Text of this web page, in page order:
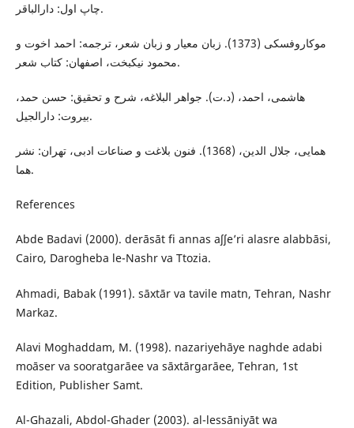
چاپ اول: دارالباقر.
موکاروفسکی (1373). زبان معیار و زبان شعر، ترجمه: احمد اخوت و
محمود نیکبخت، اصفهان: کتاب شعر.
هاشمى، احمد، (د.ت). جواهر البلاغه، شرح و تحقيق: حسن حمد،
بیروت: دارالجيل.
همایی، جلال الدين، (1368). فنون بلاغت و صناعات ادبی، تهران: نشر
هما.
References
Abde Badavi (2000). derāsāt fi annas aʃʃe’ri alasre alabbāsi,
Cairo, Darogheba le-Nashr va Ttozia.
Ahmadi, Babak (1991). sāxtār va tavile matn, Tehran, Nashr
Markaz.
Alavi Moghaddam, M. (1998). nazariyehāye naghde adabi
moāser va sooratgarāee va sāxtārgarāee, Tehran, 1st
Edition, Publisher Samt.
Al-Ghazali, Abdol-Ghader (2003). al-lessāniyāt wa